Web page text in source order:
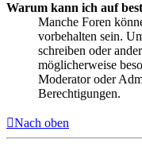
Warum kann ich auf
Manche Foren
vorbehalten sein.
schreiben oder
möglicherweise
Moderator oder
Berechtigungen.
Nach oben